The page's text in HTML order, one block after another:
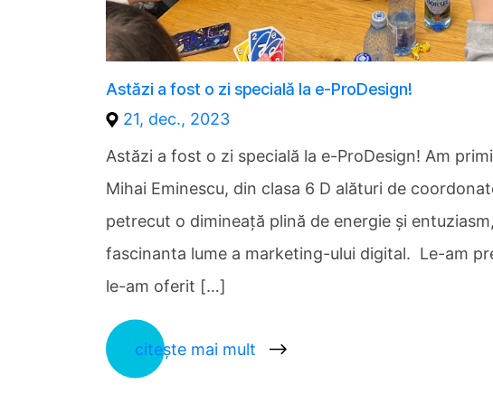
Astăzi a fost o zi specială la e-ProDesign!
21, dec., 2023
Astăzi a fost o zi specială la e-ProDesign! Am
Mihai Eminescu, din clasa 6 D alături de
petrecut o dimineață plină de energie și
fascinanta lume a marketing-ului digital. Le-am
le-am oferit […]
citește mai mult